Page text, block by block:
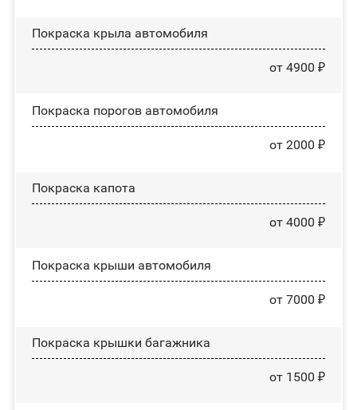
Покраска крыла автомобиля
от 4900 ₽
Покраска порогов автомобиля
от 2000 ₽
Покраска капота
от 4000 ₽
Покраска крыши автомобиля
от 7000 ₽
Покраска крышки багажника
от 1500 ₽